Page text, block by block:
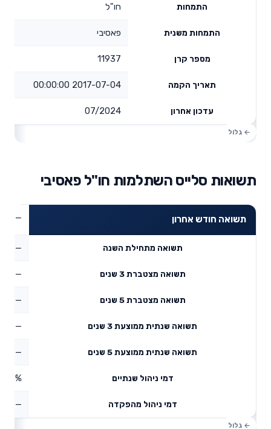
התמחות חו"ל
התמחות משנית פאסיבי
מספר קרן 11937
תאריך הקמה 2017-07-04 00:00:00
עדכון אחרון 07/2024
תשואות סלייס השתלמות חו"ל פאסיבי
תשואה חודש אחרון —
תשואה מתחילת השנה —
תשואה מצטברת 3 שנים —
תשואה מצטברת 5 שנים —
תשואה שנתית ממוצעת 3 שנים —
תשואה שנתית ממוצעת 5 שנים —
דמי ניהול שנתיים 0%
דמי ניהול מהפקדה —